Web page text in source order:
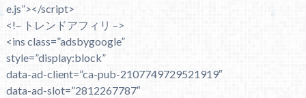
e.js”></script>
<!– トレンドアフィリ –>
<ins class=”adsbygoogle”
style=”display:block”
data-ad-client=”ca-pub-2107749729521919″
data-ad-slot=”2812267787″